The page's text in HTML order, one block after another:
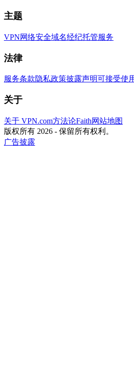
主题
VPN网络安全域名经纪托管服务
法律
服务条款隐私政策披露声明可接受使
关于
关于 VPN.com方法论Faith网站地图
版权所有 2026 - 保留所有权利。
广告披露